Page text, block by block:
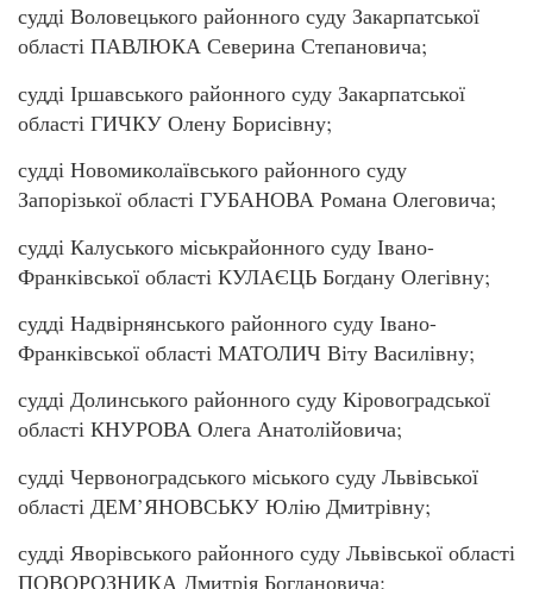
судді Воловецького районного суду Закарпатської
області ПАВЛЮКА Северина Степановича;
судді Іршавського районного суду Закарпатської
області ГИЧКУ Олену Борисівну;
судді Новомиколаївського районного суду
Запорізької області ГУБАНОВА Романа Олеговича;
судді Калуського міськрайонного суду Івано-
Франківської області КУЛАЄЦЬ Богдану Олегівну;
судді Надвірнянського районного суду Івано-
Франківської області МАТОЛИЧ Віту Василівну;
судді Долинського районного суду Кіровоградської
області КНУРОВА Олега Анатолійовича;
судді Червоноградського міського суду Львівської
області ДЕМ’ЯНОВСЬКУ Юлію Дмитрівну;
судді Яворівського районного суду Львівської області
ПОВОРОЗНИКА Дмитрія Богдановича;